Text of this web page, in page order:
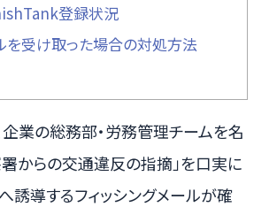
登録状況
を受け取った場合の対処方法
業の総務部・労務管理チームを名
署からの交通違反の指摘」を口実に
誘導するフィッシングメールが確